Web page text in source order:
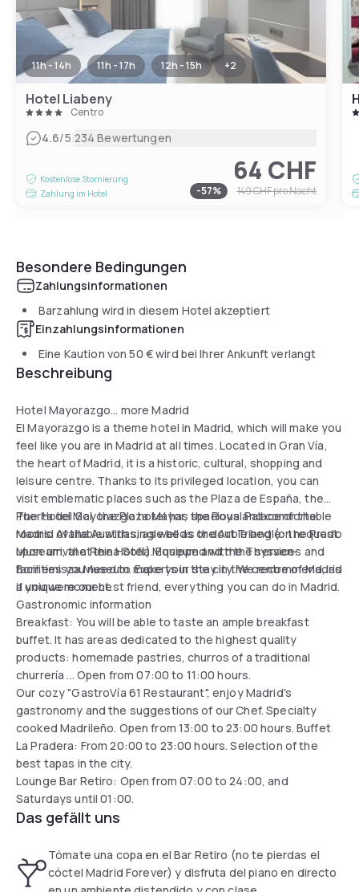
11h - 14h 11h - 17h 12h - 15h +2
Hotel Liabeny
Centro
4.6/5|234 Bewertungen
Kostenlose Stornierung
Zahlung im Hotel
64 CHF
-57% 149 CHFpro Nacht
Besondere Bedingungen
Zahlungsinformationen
Barzahlung wird in diesem Hotel akzeptiert
Einzahlungsinformationen
Eine Kaution von50 €wird bei Ihrer Ankunft verlangt
Beschreibung
Hotel Mayorazgo... more Madrid
El Mayorazgo is a theme hotel in Madrid, which will make you
feel like you are in Madrid at all times. Located in Gran Vía,
the heart of Madrid, it is a historic, cultural, shopping and
leisure centre. Thanks to its privileged location, you can
visit emblematic places such as the Plaza de España, the
Puerta del Sol, the Plaza Mayor, the Royal Palace or the
Madrid of the Austrias, as well as the Art Triangle: the Prado
Museum, the Reina Sofia Museum and the Thyssen-
Bornemisza Museum. Experts in the city. We recommend, as
if you were our best friend, everything you can do in Madrid.
The Hotel Mayorazgo hotel has spacious and comfortable
rooms. Available with single beds or double bed (on request
upon arrival at the Hotel). Equipped with the services and
facilities you need to make your stay in the centre of Madrid
a unique moment.
Gastronomic information
Breakfast: You will be able to taste an ample breakfast
buffet. It has areas dedicated to the highest quality
products: homemade pastries, churros of a traditional
churrería ... Open from 07:00 to 11:00 hours.
Our cozy "GastroVía 61 Restaurant", enjoy Madrid's
gastronomy and the suggestions of our Chef. Specialty
cooked Madrileño. Open from 13:00 to 23:00 hours. Buffet
La Pradera: From 20:00 to 23:00 hours. Selection of the
best tapas in the city.
Lounge Bar Retiro: Open from 07:00 to 24:00, and
Saturdays until 01:00.
Das gefällt uns
Tómate una copa en el Bar Retiro (no te pierdas el
cóctel Madrid Forever) y disfruta del piano en directo